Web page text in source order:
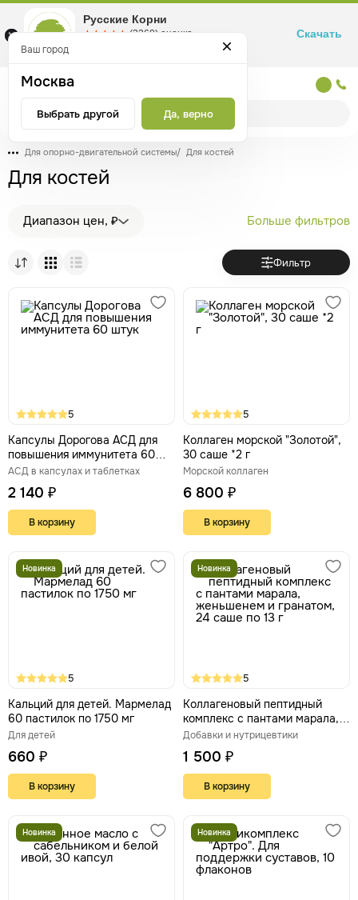
Для опорно-двигательной системы/ Для костей
Для костей
Диапазон цен, ₽ Больше фильтров
Фильтр
5
Капсулы Дорогова АСД для
повышения иммунитета 60
штук
АСД в капсулах и таблетках
2 140 ₽
В корзину
5
Коллаген морской "Золотой",
30 саше *2 г
Морской коллаген
6 800 ₽
В корзину
Новинка
5
Кальций для детей. Мармелад
60 пастилок по 1750 мг
Для детей
660 ₽
В корзину
Новинка
5
Коллагеновый пептидный
комплекс с пантами марала,
женьшенем и гранатом, 24
Добавки и нутрицевтики
1 500 ₽
В корзину
Новинка Новинка
Ваш город
Москва
Выбрать другой Да, верно
Русские Корни
☆☆☆☆☆
★★★★★ (2360) оценка
Маркетплейс товаров для здоровья
Скачать